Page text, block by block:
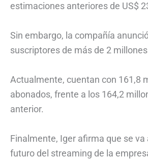
estimaciones anteriores de US$
Sin embargo, la compañía
suscriptores de más de 2
Actualmente, cuentan con 161,8
abonados, frente a los 164,2
anterior.
Finalmente, Iger afirma que se va
futuro del streaming de la